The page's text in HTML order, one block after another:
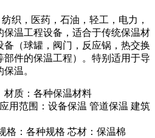
织，医药，石油，轻工，电力，
温工程设备，适合于传统保温材
（球罐，阀门，反应锅，热交换
件的保温工程）。特别适用于导
温。
质：各种保温材料
围：设备保温 管道保温 建筑
种规格 芯材：保温棉